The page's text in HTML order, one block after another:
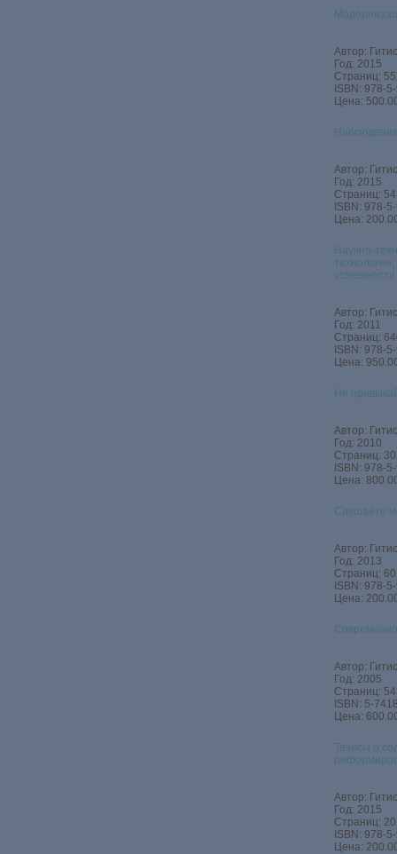
Автор:
Год: 2015
Страниц:
ISBN: 978-
Цена:
Автор:
Год: 2015
Страниц: 54
ISBN: 978-
Цена:
Научно-
успешности
Автор:
Год: 2011
Страниц:
ISBN: 978-
Цена:
Не
Автор:
Год: 2010
Страниц:
ISBN: 978-
Цена:
Слушайте
Автор:
Год: 2013
Страниц: 60
ISBN: 978-
Цена:
Автор:
Год: 2005
Страниц:
ISBN: 5-
Цена:
Тезисы о
Автор:
Год: 2015
Страниц: 20
ISBN: 978-
Цена: